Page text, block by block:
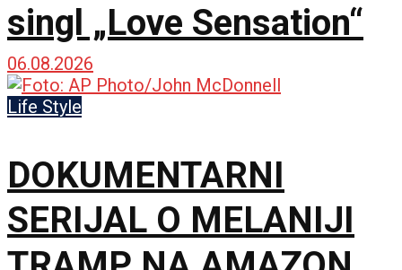
singl „Love Sensation“
06.08.2026
Life Style
DOKUMENTARNI
SERIJAL O MELANIJI